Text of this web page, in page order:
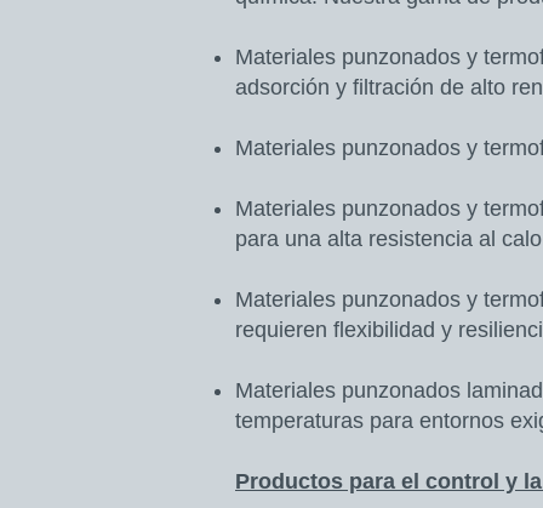
Materiales punzonados y
adsorción y filtración de alto
Materiales punzonados y
Materiales punzonados y
para una alta resistencia al
Materiales punzonados y
requieren flexibilidad y
Materiales punzonados
temperaturas para entornos
Productos para el control y